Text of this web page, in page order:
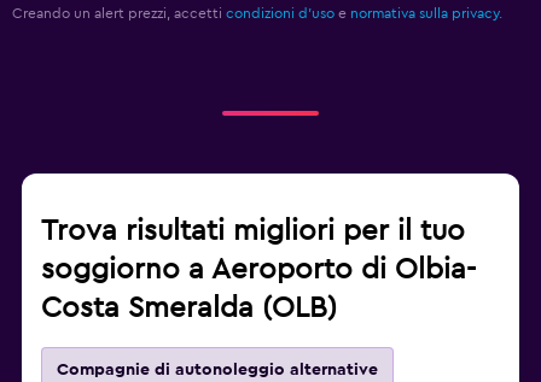
Creando un alert prezzi, accetti condizioni d'uso e normativa sulla privacy.
Trova risultati migliori per il tuo
soggiorno a Aeroporto di Olbia-
Costa Smeralda (OLB)
Compagnie di autonoleggio alternative